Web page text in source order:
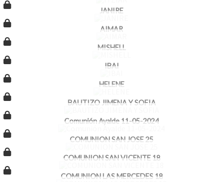
JANIRE
AIMAR
MISHELL
IBAI
HELENE
BAUTIZO JIMENA Y SOFIA
Comunión Ayalde 11-05-2024
COMUNION SAN JOSE 25
COMUNION SAN VICENTE 18
COMUNION LAS MERCEDES 18